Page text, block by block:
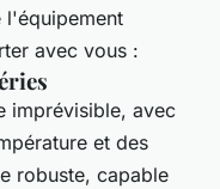
l'équipement
avec vous :
imprévisible, avec
et des
robuste, capable